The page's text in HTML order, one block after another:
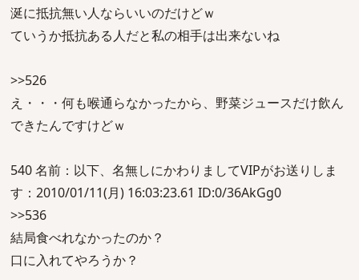
涎に抵抗無い人ならいいのだけどｗ
ていうか抵抗ある人だと私の相手は出来ないね
>>526
え・・・何も喉通らなかったから、野菜ジュースだけ飲ん
できたんですけどｗ
540 名前：以下、名無しにかわりましてVIPがお送りしま
す：2010/01/11(月) 16:03:23.61 ID:0/36AkGg0
>>536
結局食べれなかったのか？
口に入れてやろうか？